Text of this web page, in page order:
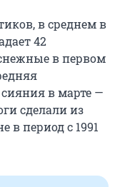
в среднем в
42
в первом
в марте —
сделали из
в период с 1991